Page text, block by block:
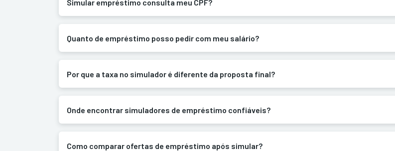
Simular empréstimo consulta meu CPF?
Quanto de empréstimo posso pedir com meu salário?
Por que a taxa no simulador é diferente da proposta final?
Onde encontrar simuladores de empréstimo confiáveis?
Como comparar ofertas de empréstimo após simular?